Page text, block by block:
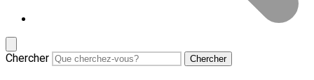
Chercher